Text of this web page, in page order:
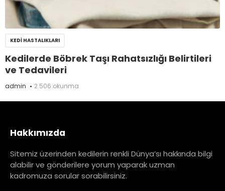
KEDI HASTALIKLARI
Kedilerde Böbrek Taşı Rahatsızlığı Belirtileri
ve Tedavileri
admin 2.506 okunma
Hakkımızda
Sitemiz üzerinden kedilerin renkli Dünya’sı hakkında bilgi
alabilir ve gönderilere yorum yaparak uzman
kadromuza sorular sorabilirsiniz.